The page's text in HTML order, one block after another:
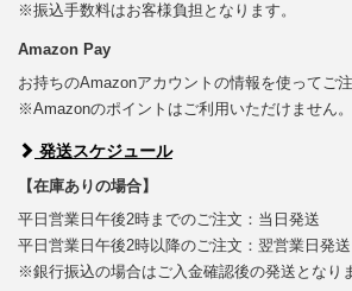
※振込手数料はお客様負担となります。
Amazon Pay
お持ちのAmazonアカウントの情報を使ってご
※Amazonのポイントはご利用いただけません。
発送スケジュール
【在庫ありの場合】
平日営業日午後2時までのご注文：当日発送
平日営業日午後2時以降のご注文：翌営業日発送
※銀行振込の場合はご入金確認後の発送となり